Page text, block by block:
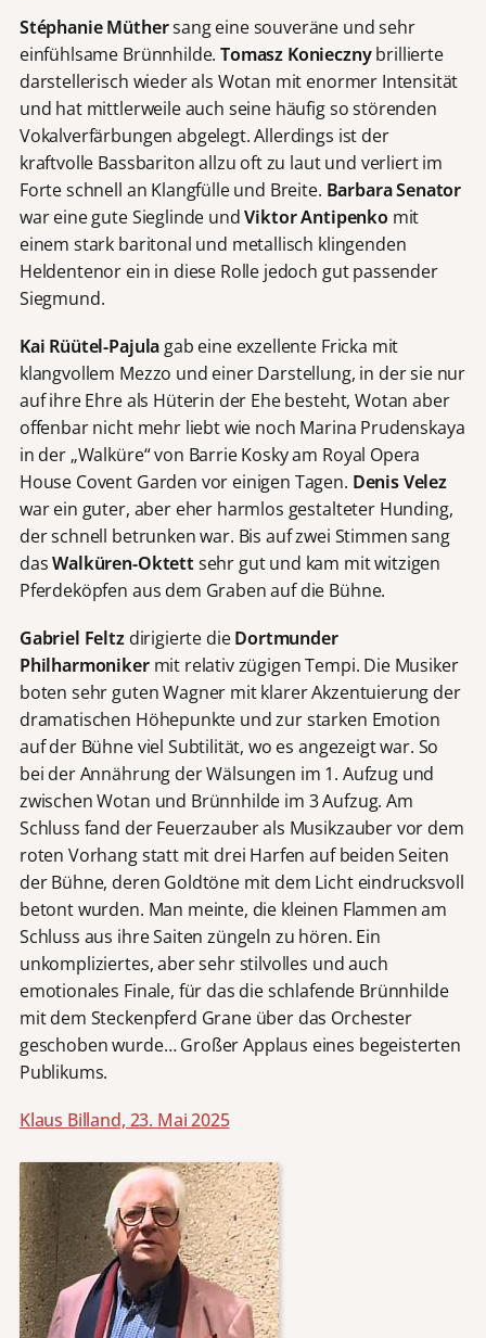
Stéphanie Müthersang eine souveräne und sehr
einfühlsame Brünnhilde.Tomasz Koniecznybrillierte
darstellerisch wieder als Wotan mit enormer Intensität
und hat mittlerweile auch seine häufig so störenden
Vokalverfärbungen abgelegt. Allerdings ist der
kraftvolle Bassbariton allzu oft zu laut und verliert im
Forte schnell an Klangfülle und Breite. Barbara Senator
war eine gute Sieglinde undViktor Antipenko mit
einem stark baritonal und metallisch klingenden
Heldentenor ein in diese Rolle jedoch gut passender
Siegmund.
Kai Rüütel-Pajula gab eine exzellente Fricka mit
klangvollem Mezzo und einer Darstellung, in der sie nur
auf ihre Ehre als Hüterin der Ehe besteht, Wotan aber
offenbar nicht mehr liebt wie noch Marina Prudenskaya
in der „Walküre“ von Barrie Kosky am Royal Opera
House Covent Garden vor einigen Tagen. Denis Velez
war ein guter, aber eher harmlos gestalteter Hunding,
der schnell betrunken war. Bis auf zwei Stimmen sang
dasWalküren-Oktettsehr gut und kam mit witzigen
Pferdeköpfen aus dem Graben auf die Bühne.
Gabriel Feltzdirigierte dieDortmunder
Philharmonikermit relativ zügigen Tempi. Die Musiker
boten sehr guten Wagner mit klarer Akzentuierung der
dramatischen Höhepunkte und zur starken Emotion
auf der Bühne viel Subtilität, wo es angezeigt war. So
bei der Annährung der Wälsungen im 1. Aufzug und
zwischen Wotan und Brünnhilde im 3 Aufzug. Am
Schluss fand der Feuerzauber als Musikzauber vor dem
roten Vorhang statt mit drei Harfen auf beiden Seiten
der Bühne, deren Goldtöne mit dem Licht eindrucksvoll
betont wurden. Man meinte, die kleinen Flammen am
Schluss aus ihre Saiten züngeln zu hören. Ein
unkompliziertes, aber sehr stilvolles und auch
emotionales Finale, für das die schlafende Brünnhilde
mit dem Steckenpferd Grane über das Orchester
geschoben wurde… Großer Applaus eines begeisterten
Publikums.
Klaus Billand, 23. Mai 2025